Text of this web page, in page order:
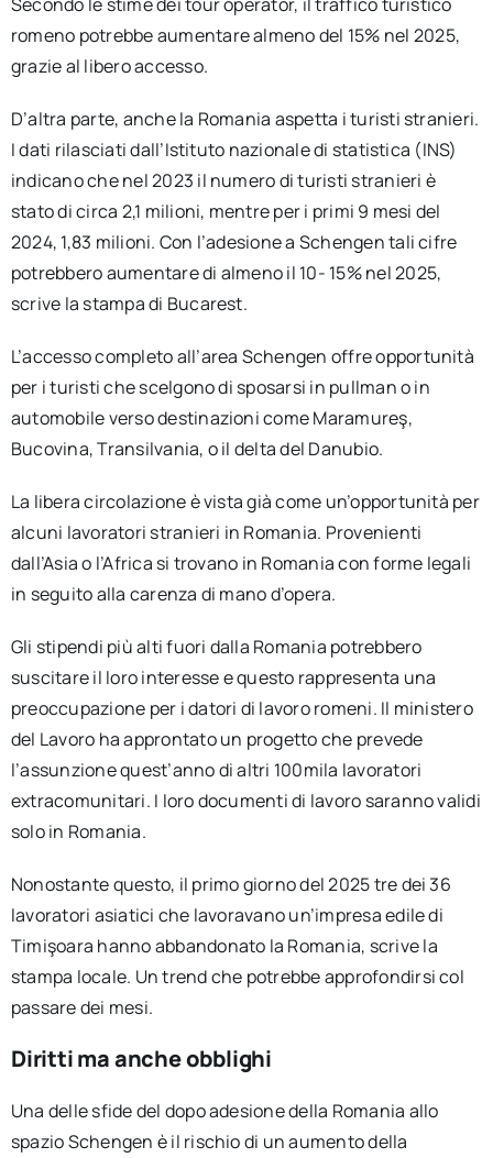
romeno potrebbe aumentare almeno del 15% nel 2025,
grazie al libero accesso.
D’altra parte, anche la Romania aspetta i turisti stranieri.
I dati rilasciati dall’Istituto nazionale di statistica (INS)
indicano che nel 2023 il numero di turisti stranieri è
stato di circa 2,1 milioni, mentre per i primi 9 mesi del
2024, 1,83 milioni. Con l’adesione a Schengen tali cifre
potrebbero aumentare di almeno il 10- 15% nel 2025,
scrive la stampa di Bucarest.
L’accesso completo all’area Schengen offre opportunità
per i turisti che scelgono di sposarsi in pullman o in
automobile verso destinazioni come Maramureş,
Bucovina, Transilvania, o il delta del Danubio.
La libera circolazione è vista già come un’opportunità per
alcuni lavoratori stranieri in Romania. Provenienti
dall’Asia o l’Africa si trovano in Romania con forme legali
in seguito alla carenza di mano d’opera.
Gli stipendi più alti fuori dalla Romania potrebbero
suscitare il loro interesse e questo rappresenta una
preoccupazione per i datori di lavoro romeni. Il ministero
del Lavoro ha approntato un progetto che prevede
l’assunzione quest’anno di altri 100mila lavoratori
extracomunitari. I loro documenti di lavoro saranno validi
solo in Romania.
Nonostante questo, il primo giorno del 2025 tre dei 36
lavoratori asiatici che lavoravano un’impresa edile di
Timişoara hanno abbandonato la Romania, scrive la
stampa locale. Un trend che potrebbe approfondirsi col
passare dei mesi.
Diritti ma anche obblighi
Una delle sfide del dopo adesione della Romania allo
spazio Schengen è il rischio di un aumento della